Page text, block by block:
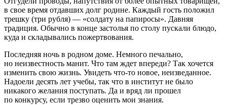
в свое время отдавших долг родине. Каждый гость положил
трешку (три рубля) — «солдату на папиросы». Давняя
традиция. Обычно в конце застолья по столу пускали блюдо,
куда и складывались пожертвования.
Последняя ночь в родном доме. Немного печально,
но неизвестность манит. Что там ждет впереди? Так хочется
изменить свою жизнь. Увидеть что-то новое, неизведанное.
Надоели десять лет учебы, так что в институт не было
никакого желания поступать. Да и вряд ли прошел
по конкурсу, если трезво оценить мои знания.